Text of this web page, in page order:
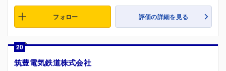
フォロー 評価の詳細を見る
20
筑豊電気鉄道株式会社